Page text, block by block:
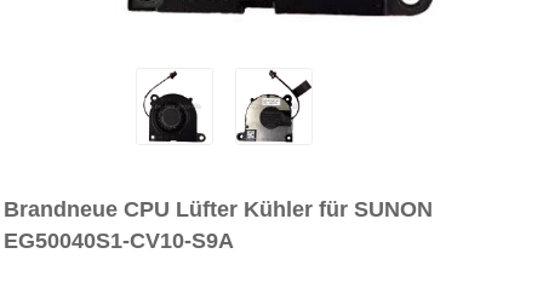
Brandneue CPU Lüfter Kühler für SUNON
EG50040S1-CV10-S9A